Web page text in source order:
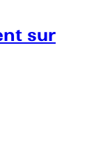
sur